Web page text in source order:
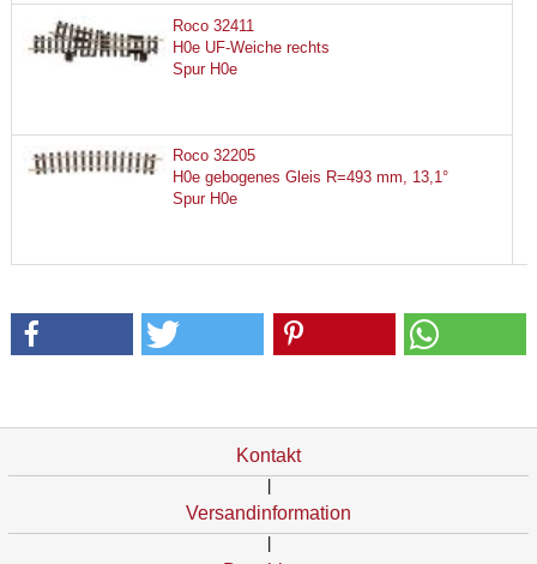
Roco 32411
H0e UF-Weiche rechts
Spur H0e
Roco 32205
H0e gebogenes Gleis R=493 mm, 13,1°
Spur H0e
Kontakt
Versandinformation